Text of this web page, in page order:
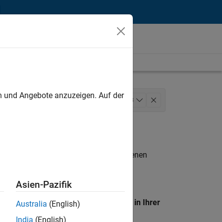
Marketing Services 3
. Wenn Sie noch immer keine offenen
unseres
Standort, um alle Stellenangebote in Ihrer
Angebote anzuzeigen. Auf der
Asien-Pazifik
Australia (English)
India (English)